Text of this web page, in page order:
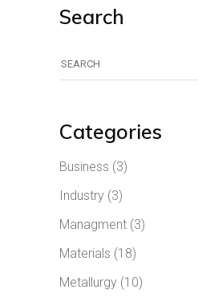
Search
Categories
Business (3)
Industry (3)
Managment (3)
Materials (18)
Metallurgy (10)